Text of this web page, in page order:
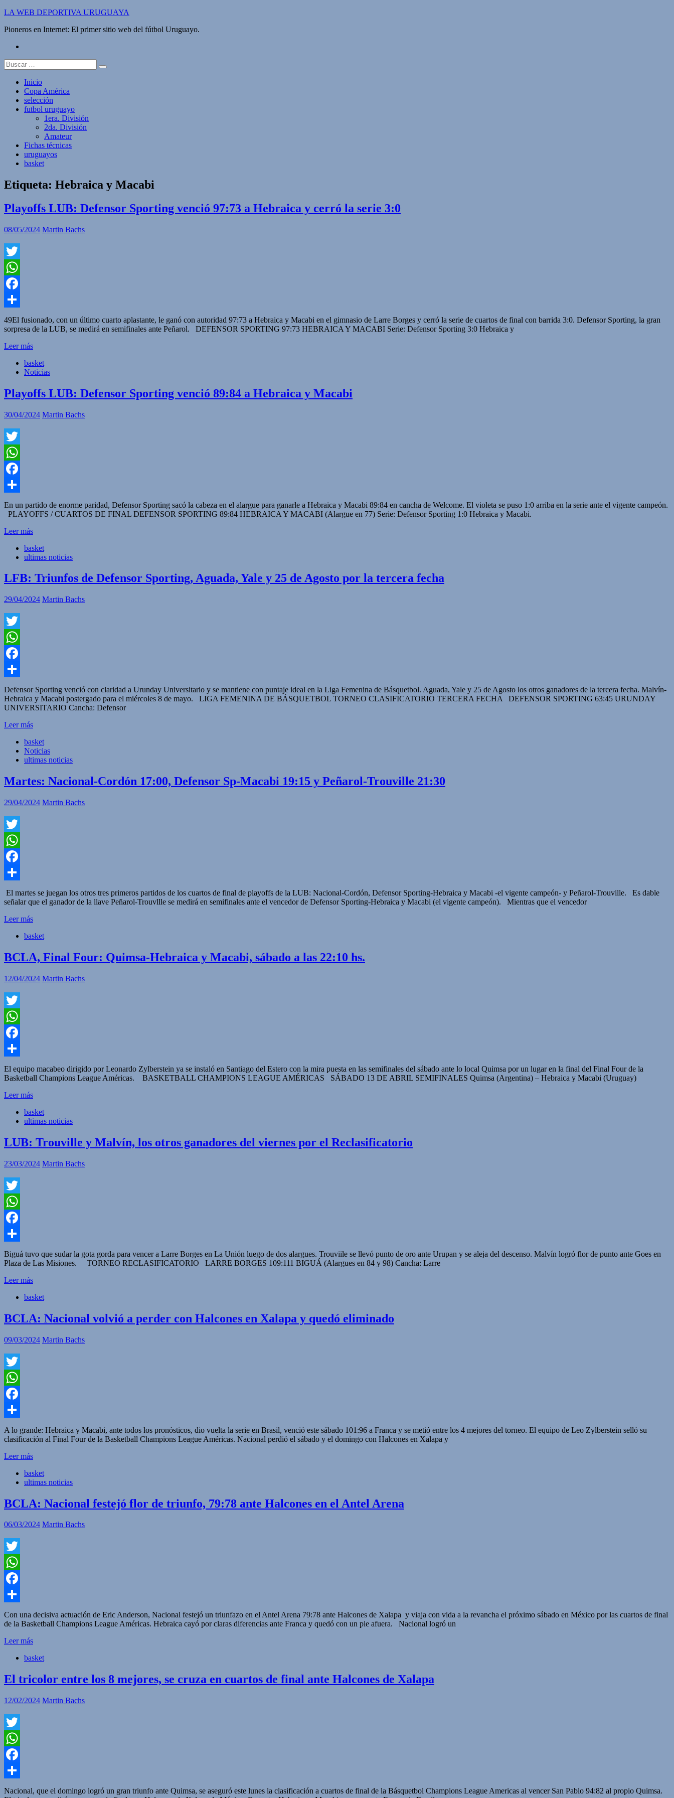
Saltar
contenido
LA WEB DEPORTIVA URUGUAYA
Pioneros en Internet: El primer sitio web del fútbol Uruguayo.
Buscar:
Inicio
Copa América
selección
futbol uruguayo
1era. División
2da. División
Amateur
Fichas técnicas
uruguayos
basket
Etiqueta: Hebraica y Macabi
Playoffs LUB: Defensor Sporting venció 97:73 a Hebraica y cerró la serie 3:0
08/05/2024 Martin Bachs
Twitter
WhatsApp
Facebook
Compartir
49El fusionado, con un último cuarto aplastante, le ganó con autoridad 97:73 a Hebraica y Macabi en el gimnasio de Larre Borges y cerró la serie de cuartos de final con barrida 3:0. Defensor Sporting, la gran
sorpresa de la LUB, se medirá en semifinales ante Peñarol. DEFENSOR SPORTING 97:73 HEBRAICA Y MACABI Serie: Defensor Sporting 3:0 Hebraica y
Leer más
basket
Noticias
Playoffs LUB: Defensor Sporting venció 89:84 a Hebraica y Macabi
30/04/2024 Martin Bachs
Twitter
WhatsApp
Facebook
Compartir
En un partido de enorme paridad, Defensor Sporting sacó la cabeza en el alargue para ganarle a Hebraica y Macabi 89:84 en cancha de Welcome. El violeta se puso 1:0 arriba en la serie ante el vigente campeón.
PLAYOFFS / CUARTOS DE FINAL DEFENSOR SPORTING 89:84 HEBRAICA Y MACABI (Alargue en 77) Serie: Defensor Sporting 1:0 Hebraica y Macabi.
Leer más
basket
ultimas noticias
LFB: Triunfos de Defensor Sporting, Aguada, Yale y 25 de Agosto por la tercera fecha
29/04/2024 Martin Bachs
Twitter
WhatsApp
Facebook
Compartir
Defensor Sporting venció con claridad a Urunday Universitario y se mantiene con puntaje ideal en la Liga Femenina de Básquetbol. Aguada, Yale y 25 de Agosto los otros ganadores de la tercera fecha. Malvín-
Hebraica y Macabi postergado para el miércoles 8 de mayo. LIGA FEMENINA DE BÁSQUETBOL TORNEO CLASIFICATORIO TERCERA FECHA DEFENSOR SPORTING 63:45 URUNDAY
UNIVERSITARIO Cancha: Defensor
Leer más
basket
Noticias
ultimas noticias
Martes: Nacional-Cordón 17:00, Defensor Sp-Macabi 19:15 y Peñarol-Trouville 21:30
29/04/2024 Martin Bachs
Twitter
WhatsApp
Facebook
Compartir
El martes se juegan los otros tres primeros partidos de los cuartos de final de playoffs de la LUB: Nacional-Cordón, Defensor Sporting-Hebraica y Macabi -el vigente campeón- y Peñarol-Trouville. Es dable
señalar que el ganador de la llave Peñarol-Trouvllle se medirá en semifinales ante el vencedor de Defensor Sporting-Hebraica y Macabi (el vigente campeón). Mientras que el vencedor
Leer más
basket
BCLA, Final Four: Quimsa-Hebraica y Macabi, sábado a las 22:10 hs.
12/04/2024 Martin Bachs
Twitter
WhatsApp
Facebook
Compartir
El equipo macabeo dirigido por Leonardo Zylberstein ya se instaló en Santiago del Estero con la mira puesta en las semifinales del sábado ante lo local Quimsa por un lugar en la final del Final Four de la
Basketball Champions League Américas. BASKETBALL CHAMPIONS LEAGUE AMÉRICAS SÁBADO 13 DE ABRIL SEMIFINALES Quimsa (Argentina) – Hebraica y Macabi (Uruguay)
Leer más
basket
ultimas noticias
LUB: Trouville y Malvín, los otros ganadores del viernes por el Reclasificatorio
23/03/2024 Martin Bachs
Twitter
WhatsApp
Facebook
Compartir
Biguá tuvo que sudar la gota gorda para vencer a Larre Borges en La Unión luego de dos alargues. Trouviile se llevó punto de oro ante Urupan y se aleja del descenso. Malvín logró flor de punto ante Goes en
Plaza de Las Misiones. TORNEO RECLASIFICATORIO LARRE BORGES 109:111 BIGUÁ (Alargues en 84 y 98) Cancha: Larre
Leer más
basket
BCLA: Nacional volvió a perder con Halcones en Xalapa y quedó eliminado
09/03/2024 Martin Bachs
Twitter
WhatsApp
Facebook
Compartir
A lo grande: Hebraica y Macabi, ante todos los pronósticos, dio vuelta la serie en Brasil, venció este sábado 101:96 a Franca y se metió entre los 4 mejores del torneo. El equipo de Leo Zylberstein selló su
clasificación al Final Four de la Basketball Champions League Américas. Nacional perdió el sábado y el domingo con Halcones en Xalapa y
Leer más
basket
ultimas noticias
BCLA: Nacional festejó flor de triunfo, 79:78 ante Halcones en el Antel Arena
06/03/2024 Martin Bachs
Twitter
WhatsApp
Facebook
Compartir
Con una decisiva actuación de Eric Anderson, Nacional festejó un triunfazo en el Antel Arena 79:78 ante Halcones de Xalapa y viaja con vida a la revancha el próximo sábado en México por las cuartos de final
de la Basketball Champions League Américas. Hebraica cayó por claras diferencias ante Franca y quedó con un pie afuera. Nacional logró un
Leer más
basket
El tricolor entre los 8 mejores, se cruza en cuartos de final ante Halcones de Xalapa
12/02/2024 Martin Bachs
Twitter
WhatsApp
Facebook
Compartir
Nacional, que el domingo logró un gran triunfo ante Quimsa, se aseguró este lunes la clasificación a cuartos de final de la Básquetbol Champions League Americas al vencer San Pablo 94:82 al propio Quimsa.